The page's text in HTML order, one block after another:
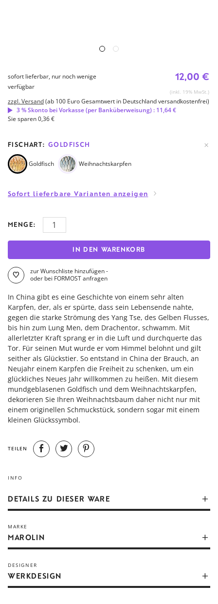
12,00 €
(inkl. 19% MwSt.)
sofort lieferbar, nur noch wenige
verfügbar
zzgl. Versand(ab 100 Euro Gesamtwert in Deutschland versandkostenfrei)
3 % Skonto bei Vorkasse (per Banküberweisung) : 11,64 €
Sie sparen 0,36 €
FISCHART:GOLDFISCH
Goldfisch Weihnachtskarpfen
Sofort lieferbare Varianten anzeigen
MENGE:
IN DEN WARENKORB
zur Wunschliste hinzufügen -
oder bei FORMOST anfragen
In China gibt es eine Geschichte von einem sehr alten
Karpfen, der, als er spürte, dass sein Lebensende nahte,
gegen die starke Strömung des Yang Tse, des Gelben Flusses,
bis hin zum Lung Men, dem Drachentor, schwamm. Mit
allerletzter Kraft sprang er in die Luft und durchquerte das
Tor. Für seinen Mut wurde er vom Himmel belohnt und gilt
seither als Glückstier. So entstand in China der Brauch, an
Neujahr einem Karpfen die Freiheit zu schenken, um ein
glückliches Neues Jahr willkommen zu heißen. Mit diesem
mundgeblasenen Goldfisch und dem Weihnachtskarpfen,
dekorieren Sie Ihren Weihnachtsbaum daher nicht nur mit
einem originellen Schmuckstück, sondern sogar mit einem
kleinen Glückssymbol.
TEILEN
INFO
DETAILS ZU DIESER WARE
Gegend um Lauscha in Thüringen. In den Anfängen war er
nur Ersatz für die echten Früchte, die sich ein armer
des gläsernen Christbaumschmucks immer größer. Seine
Beliebtheit stieg und er wurde zu einem echten
Verkaufsschlager.
MARKE
MAROLIN
DESIGNER
WERKDESIGN